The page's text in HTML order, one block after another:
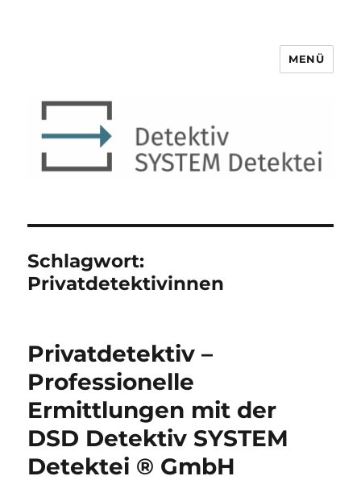
Detektiv SYSTEM Detektei ®
MENÜ
Schlagwort:
Privatdetektivinnen
Privatdetektiv –
Professionelle
Ermittlungen mit der
DSD Detektiv SYSTEM
Detektei ® GmbH